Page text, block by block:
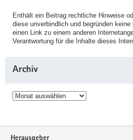
Enthält ein Beitrag rechtliche Hinweise
diese unverbindlich und begründen
einen Link zu einem anderen
Verantwortung für die Inhalte dieses
Archiv
Archiv
Service
Herausgeber